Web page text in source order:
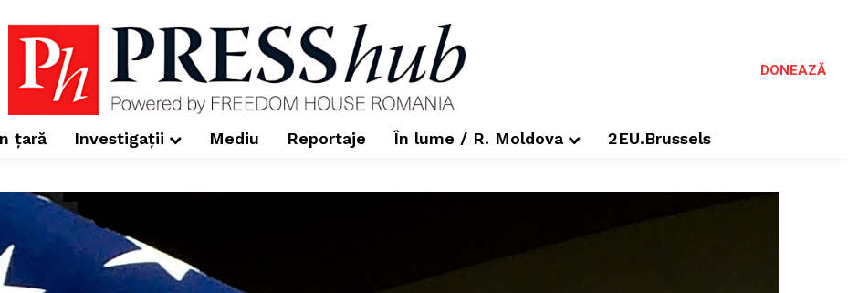
DONEAZĂ
țară Investigații Mediu Reportaje În lume / R. Moldova 2EU.Brussels